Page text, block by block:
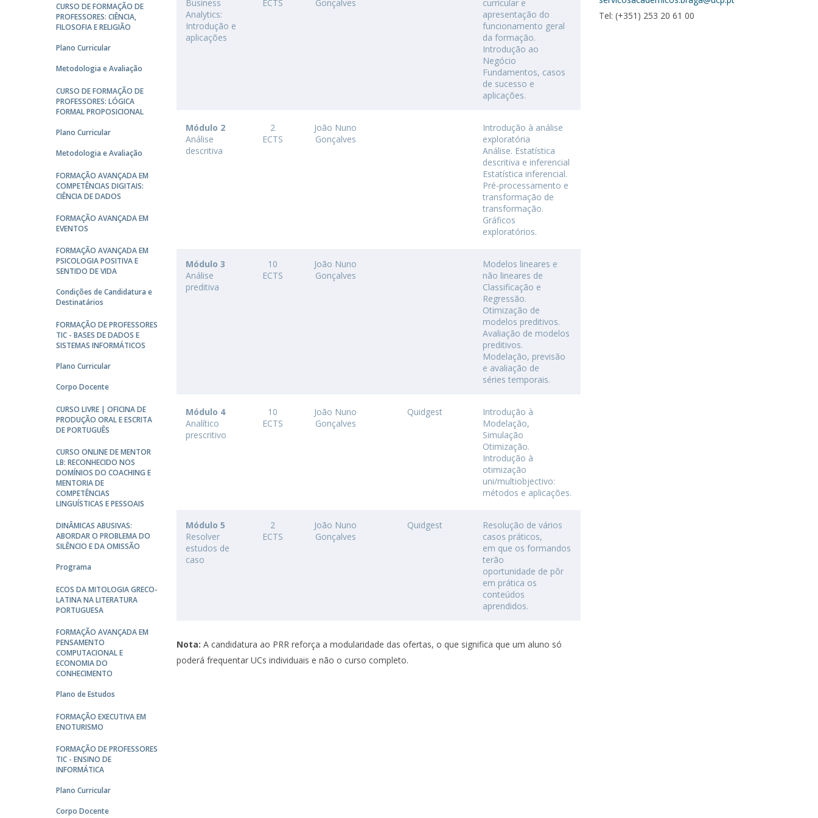
Porquê escolher um Mestrado na FFCS?
Bolsas de Estudo
Alunos Internacionais
Prémio de Mérito
Provedorias
CURSO DE FORMAÇÃO DE
PROFESSORES: CIÊNCIA,
FILOSOFIA E RELIGIÃO
Plano Curricular
Metodologia e Avaliação
CURSO DE FORMAÇÃO DE
PROFESSORES: LÓGICA
FORMAL PROPOSICIONAL
Plano Curricular
Metodologia e Avaliação
FORMAÇÃO AVANÇADA EM
COMPETÊNCIAS DIGITAIS:
CIÊNCIA DE DADOS
FORMAÇÃO AVANÇADA EM
EVENTOS
FORMAÇÃO AVANÇADA EM
PSICOLOGIA POSITIVA E
SENTIDO DE VIDA
Condições de Candidatura e
Destinatários
FORMAÇÃO DE PROFESSORES
TIC - BASES DE DADOS E
SISTEMAS INFORMÁTICOS
Plano Curricular
Corpo Docente
CURSO LIVRE | OFICINA DE
PRODUÇÃO ORAL E ESCRITA
DE PORTUGUÊS
CURSO ONLINE DE MENTOR
LB: RECONHECIDO NOS
DOMÍNIOS DO COACHING E
MENTORIA DE
COMPETÊNCIAS
LINGUÍSTICAS E PESSOAIS
DINÂMICAS ABUSIVAS:
ABORDAR O PROBLEMA DO
SILÊNCIO E DA OMISSÃO
Programa
ECOS DA MITOLOGIA GRECO-
LATINA NA LITERATURA
PORTUGUESA
FORMAÇÃO AVANÇADA EM
PENSAMENTO
COMPUTACIONAL E
ECONOMIA DO
CONHECIMENTO
Plano de Estudos
FORMAÇÃO EXECUTIVA EM
ENOTURISMO
FORMAÇÃO DE PROFESSORES
TIC - ENSINO DE
INFORMÁTICA
Plano Curricular
Corpo Docente
Business
Analytics:
Introdução e
aplicações
ECTS
Gonçalves
curricular e
apresentação do
funcionamento geral
da formação.
Introdução ao
Negócio
Fundamentos, casos
de sucesso e
aplicações.
Módulo 2
Análise
descritiva
2
ECTS
João Nuno
Gonçalves
Introdução à análise
exploratória
Análise. Estatística
descritiva e inferencial
Estatística inferencial.
Pré-processamento e
transformação de
transformação.
Gráficos
exploratórios.
Módulo 3
Análise
preditiva
10
ECTS
João Nuno
Gonçalves
Modelos lineares e
não lineares de
Classificação e
Regressão.
Otimização de
modelos preditivos.
Avaliação de modelos
preditivos.
Modelação, previsão
e avaliação de
séries temporais.
Módulo 4
Analítico
prescritivo
10
ECTS
João Nuno
Gonçalves
Quidgest
Introdução à
Modelação,
Simulação
Otimização.
Introdução à
otimização
uni/multiobjectivo:
métodos e aplicações.
Módulo 5
Resolver
estudos de
caso
2
ECTS
João Nuno
Gonçalves
Quidgest
Resolução de vários
casos práticos,
em que os formandos
terão
oportunidade de pôr
em prática os
conteúdos
aprendidos.
Nota:A candidatura ao PRR reforça a modularidade das ofertas, o que significa que um aluno só
poderá frequentar UCs individuais e não o curso completo.
Tel: (+351) 253 20 61 00